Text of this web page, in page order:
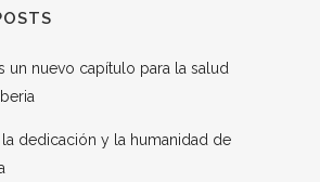
un nuevo capítulo para la salud
dedicación y la humanidad de